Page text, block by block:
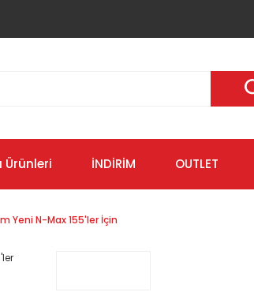
İNDİRİM OUTLET
Yeni N-Max 155'ler İçin